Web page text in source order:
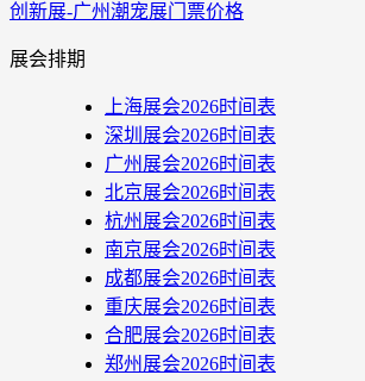
创新展-广州潮宠展门票价格
展会排期
上海展会2026时间表
深圳展会2026时间表
广州展会2026时间表
北京展会2026时间表
杭州展会2026时间表
南京展会2026时间表
成都展会2026时间表
重庆展会2026时间表
合肥展会2026时间表
郑州展会2026时间表